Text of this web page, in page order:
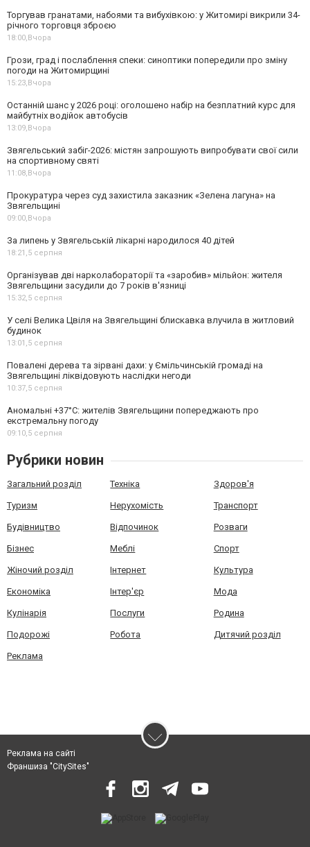
Торгував гранатами, набоями та вибухівкою: у Житомирі викрили 34-
річного торговця зброєю
18:00,Вчора
Грози, град і послаблення спеки: синоптики попередили про зміну
погоди на Житомирщині
15:23,Вчора
Останній шанс у 2026 році: оголошено набір на безплатний курс для
майбутніх водійок автобусів
13:09,Вчора
Звягельський забіг-2026: містян запрошують випробувати свої сили
на спортивному святі
11:08,Вчора
Прокуратура через суд захистила заказник «Зелена лагуна» на
Звягельщині
09:00,Вчора
За липень у Звягельській лікарні народилося 40 дітей
18:21,5 серпня
Організував дві нарколабораторії та «заробив» мільйон: жителя
Звягельщини засудили до 7 років в'язниці
15:32,5 серпня
У селі Велика Цвіля на Звягельщині блискавка влучила в житловий
будинок
13:01,5 серпня
Повалені дерева та зірвані дахи: у Ємільчинській громаді на
Звягельщині ліквідовують наслідки негоди
10:37,5 серпня
Аномальні +37°C: жителів Звягельщини попереджають про
екстремальну погоду
09:10,5 серпня
Рубрики новин
Загальний розділ Техніка Здоров'я
Туризм Нерухомість Транспорт
Будівництво Відпочинок Розваги
Бізнес Меблі Спорт
Жіночий розділ Інтернет Культура
Економіка Інтер'єр Мода
Кулінарія Послуги Родина
Подорожі Робота Дитячий розділ
Реклама
Реклама на сайті
Франшиза "CitySites"